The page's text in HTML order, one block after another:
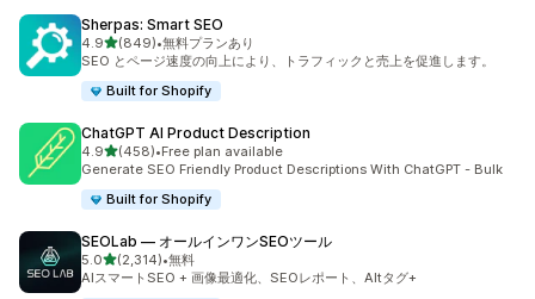
Sherpas: Smart SEO
4.95つ星中
(849)
合計レビュー数：849件
•無料プランあり
SEO とページ速度の向上により、トラフィックと売上を促進します。
Built for Shopify
ChatGPT AI Product Description
4.95つ星中
(458)
合計レビュー数：458件
•Free plan available
Generate SEO Friendly Product Descriptions With ChatGPT - Bulk
Built for Shopify
SEOLab — オールインワンSEOツール
5.05つ星中
(2,314)
合計レビュー数：2314件
•無料
AIスマートSEO + 画像最適化、SEOレポート、Altタグ+